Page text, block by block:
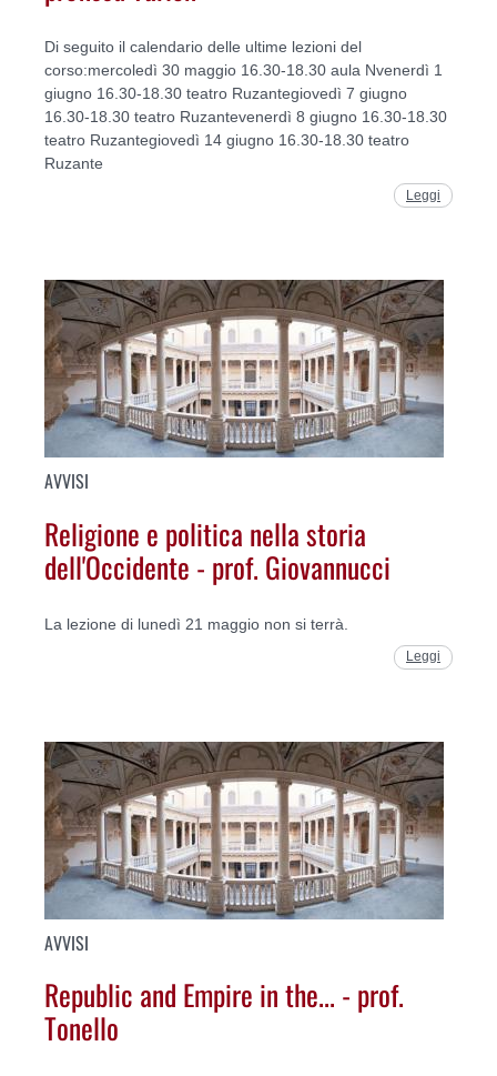
Di seguito il calendario delle ultime lezioni del
corso:mercoledì 30 maggio 16.30-18.30 aula Nvenerdì 1
giugno 16.30-18.30 teatro Ruzantegiovedì 7 giugno
16.30-18.30 teatro Ruzantevenerdì 8 giugno 16.30-18.30
teatro Ruzantegiovedì 14 giugno 16.30-18.30 teatro
Ruzante
Leggi
AVVISI
Religione e politica nella storia
dell'Occidente - prof. Giovannucci
La lezione di lunedì 21 maggio non si terrà.
Leggi
AVVISI
Republic and Empire in the... - prof.
Tonello